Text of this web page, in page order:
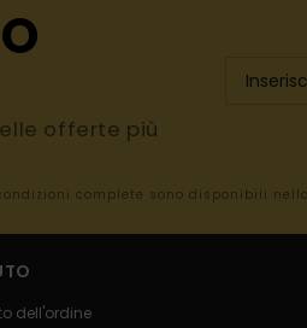
offerte più
complete sono disponibili
dell'ordine